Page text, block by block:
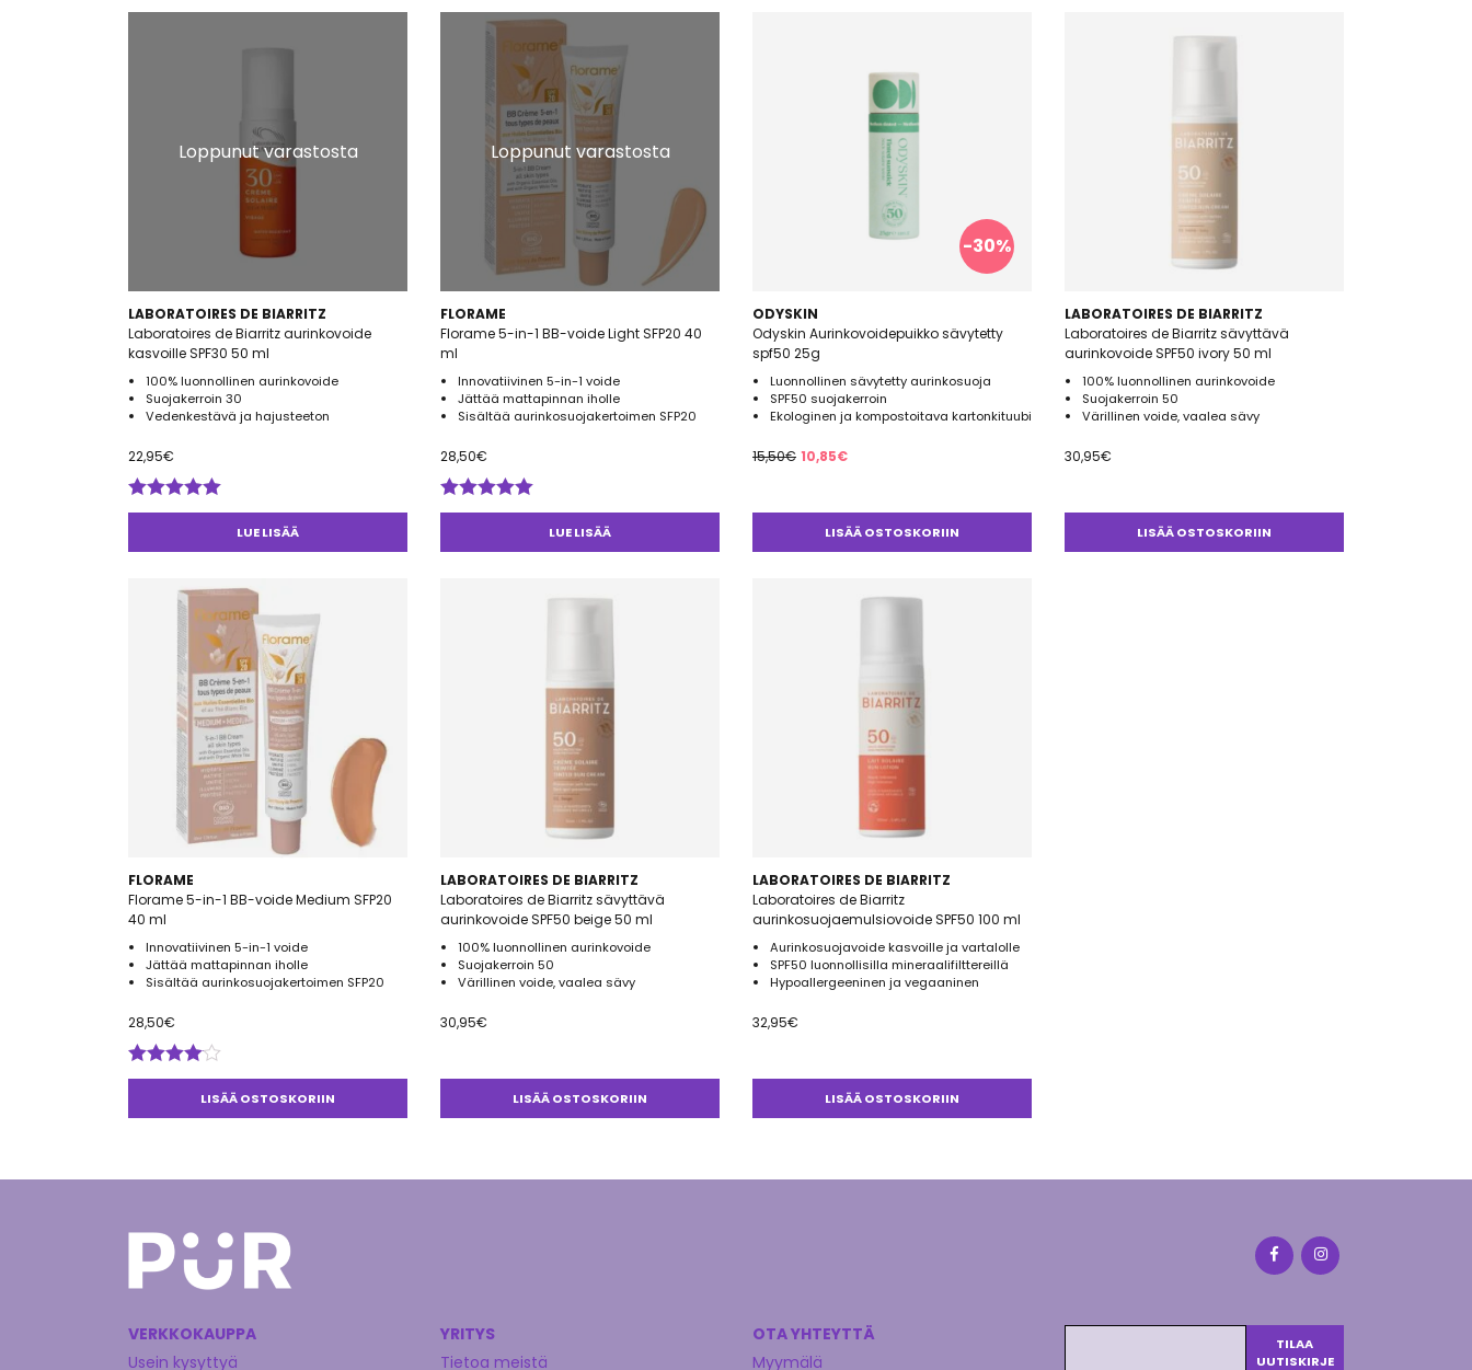
Loppunut varastosta
LABORATOIRES DE BIARRITZ
Laboratoires de Biarritz aurinkovoide
kasvoille SPF30 50 ml
100% luonnollinen aurinkovoide
Suojakerroin 30
Vedenkestävä ja hajusteeton
22,95€
Arvostelu
LUE LISÄÄ
Loppunut varastosta
FLORAME
Florame 5-in-1 BB-voide Light SFP20 40
ml
Innovatiivinen 5-in-1 voide
Jättää mattapinnan iholle
Sisältää aurinkosuojakertoimen SFP20
28,50€
Arvostelu
LUE LISÄÄ
-30%
ODYSKIN
Odyskin Aurinkovoidepuikko sävytetty
spf50 25g
Luonnollinen sävytetty aurinkosuoja
SPF50 suojakerroin
Ekologinen ja kompostoitava kartonkituubi
15,50€ Alkuperäinen
oli:
15,50€.
10,85€Nykyinen
on:
10,85€.
LISÄÄ OSTOSKORIIN
LABORATOIRES DE BIARRITZ
Laboratoires de Biarritz sävyttävä
aurinkovoide SPF50 ivory 50 ml
100% luonnollinen aurinkovoide
Suojakerroin 50
Värillinen voide, vaalea sävy
30,95€
LISÄÄ OSTOSKORIIN
FLORAME
Florame 5-in-1 BB-voide Medium SFP20
40 ml
Innovatiivinen 5-in-1 voide
Jättää mattapinnan iholle
Sisältää aurinkosuojakertoimen SFP20
28,50€
Arvostelu
tuotteesta:LISÄÄ OSTOSKORIIN
LABORATOIRES DE BIARRITZ
Laboratoires de Biarritz sävyttävä
aurinkovoide SPF50 beige 50 ml
100% luonnollinen aurinkovoide
Suojakerroin 50
Värillinen voide, vaalea sävy
30,95€
LISÄÄ OSTOSKORIIN
LABORATOIRES DE BIARRITZ
Laboratoires de Biarritz
aurinkosuojaemulsiovoide SPF50 100 ml
Aurinkosuojavoide kasvoille ja vartalolle
SPF50 luonnollisilla mineraalifilttereillä
Hypoallergeeninen ja vegaaninen
32,95€
LISÄÄ OSTOSKORIIN
VERKKOKAUPPA
Usein kysyttyä
YRITYS
Tietoa meistä
OTA YHTEYTTÄ
Myymälä